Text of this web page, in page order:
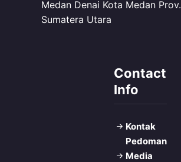
Medan Denai Kota Medan Prov.
Sumatera Utara
Contact
Info
Kontak
Pedoman
Media